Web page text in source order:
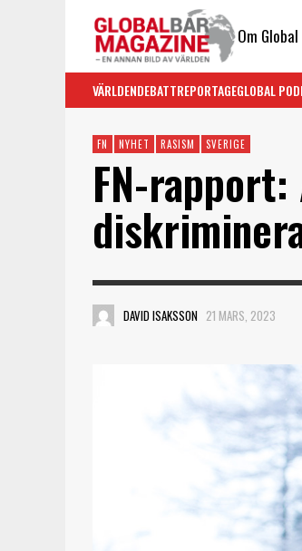
Om
VÄRLDENDEBATTREPORTAGEGLOBAL
FN NYHET RASISM SVERIGE
FN-
DAVID ISAKSSON 21 MARS, 2023